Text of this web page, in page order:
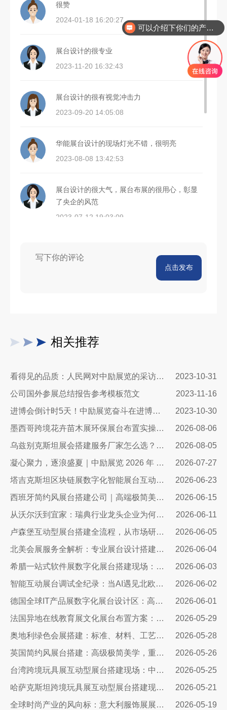
很赞
2024-01-18 16:20:27
展台设计的很专业
2023-11-20 16:32:43
展台设计的很有视觉冲击力
2023-09-20 14:05:08
华能展台设计的现场灯光不错，很明亮
2023-08-08 13:42:53
展台设计的很大气，展台布展的很用心，彰显
了央企的风范
2023-07-12 19:03:09
2023-07-10 12:30:46
感再增加一些
2023-06-29 11:45:20
点击发布
相关推荐
看得见的品质：人民网对中励展览的采访报道
2023-10-31
公司国外参展总结报告参考模板范文
2023-11-16
进博会倒计时5天！中励展览奋斗在进博会开幕式之前！
2023-10-30
墨西哥跨境花卉苗木展环保展台布置实操指南：避开行业骗局，靠绿色展台拿下北美花卉订单
2026-08-06
乌兹别克斯坦展会搭建服务厂家怎么选？避开行业乱象，实地工厂服务商才是参展标配
2026-08-05
凝心聚力，逐浪盛夏｜中励展览 2026 年 7 月莫干山三日团建之旅圆满收官
2026-07-27
塔吉克斯坦区块链展数字化智能展台互动区全方案：高转化、可溯源、适配中亚数字市场的展台搭建指南
2026-06-23
西班牙简约风展台搭建公司｜高端极简美学，打造欧洲展会专属展示空间
2026-06-15
从沃尔沃到宜家：瑞典行业龙头企业为何信赖我们的展台设计？
2026-06-11
卢森堡互动型展台搭建全流程，从市场研判、方案设计、技术落地……
2026-06-05
北美会展服务全解析：专业展台设计搭建，助力企业深耕北美市场
2026-06-04
希腊一站式软件展数字化展台搭建现场：科技赋能出海，打造欧洲数字展示新标杆
2026-06-03
智能互动展台调试全纪录：当AI遇见北欧展厅，一场技术与匠心交手的硬仗
2026-06-02
德国全球IT产品展数字化展台设计区：高端科技展台搭建核心方案
2026-06-01
法国异地在线教育展文化展台布置方案：兼顾品牌质感与引流转化
2026-05-29
奥地利绿色会展搭建：标准、材料、工艺与落地全解
2026-05-28
英国简约风展台搭建：高级极简美学，重塑国际展会品牌展示质感
2026-05-26
台湾跨境玩具展互动型展台搭建现场：中励展览设计搭建公司
2026-05-25
哈萨克斯坦跨境玩具展互动型展台搭建现场｜从图纸到落地，打造中亚流量标杆展台
2026-05-21
全球时尚产业的风向标：意大利服饰展展台设计公司
2026-05-19
你们是怎么收费的呢